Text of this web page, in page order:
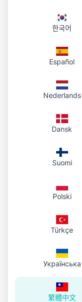
我們得隨時經通知
立即停止。依其性
準據法）仍為有效。
更新「最後更新」
受。建議您定期查
衝突原則。任何爭
若對本服務條款有
한국어
Español
Nederlands
Dansk
Suomi
Polski
Türkçe
Українська
繁體中文